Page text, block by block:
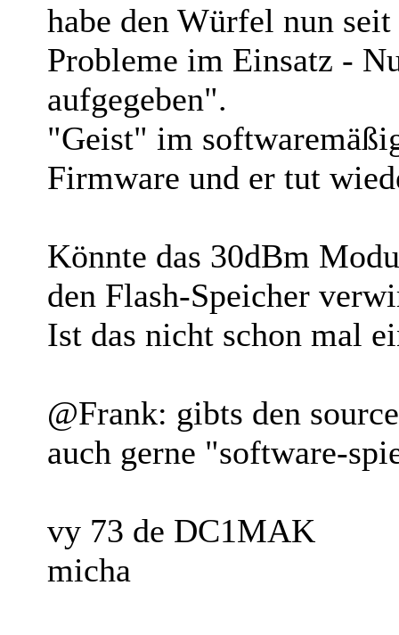
habe den Würfel nun
Probleme im Einsatz -
aufgegeben".
"Geist" im
Firmware und er tut
Könnte das 30dBm
den Flash-Speicher
Ist das nicht schon mal
@Frank: gibts den
auch gerne "software-
vy 73 de DC1MAK
micha